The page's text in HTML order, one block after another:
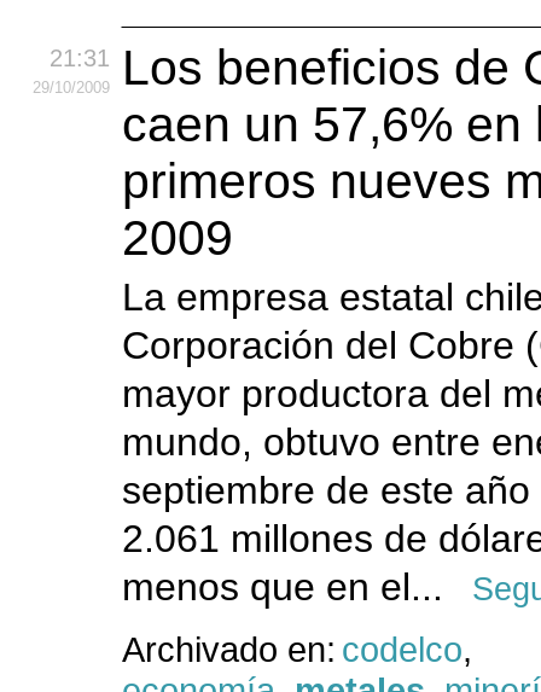
21:31
29/10/2009
Los beneficios de
caen un 57,6% en
primeros nueves
2009
La empresa estatal
Corporación del Cobre
mayor productora del
mundo, obtuvo entre
septiembre de este
2.061 millones de
menos que en el...
Archivado en: codelco,